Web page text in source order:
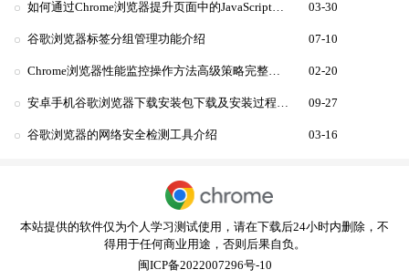
如何通过Chrome浏览器提升页面中的JavaScript性能 03-30
谷歌浏览器标签分组管理功能介绍 07-10
Chrome浏览器性能监控操作方法高级策略完整流程 02-20
安卓手机谷歌浏览器下载安装包下载及安装过程详解 09-27
谷歌浏览器的网络安全检测工具介绍 03-16
本站提供的软件仅为个人学习测试使用，请在下载后24小时内删除，不
得用于任何商业用途，否则后果自负。
闽ICP备2022007296号-10